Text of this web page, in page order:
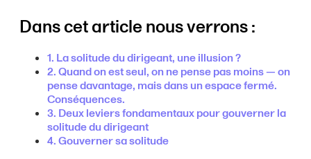
Dans cet article nous verrons :
1. La solitude du dirigeant, une illusion ?
2. Quand on est seul, on ne pense pas moins — on
pense davantage, mais dans un espace fermé.
Conséquences.
3. Deux leviers fondamentaux pour gouverner la
solitude du dirigeant
4. Gouverner sa solitude